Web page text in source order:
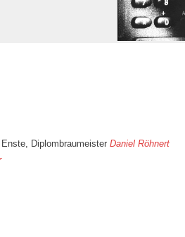
Diplombraumeister Daniel Röhnert